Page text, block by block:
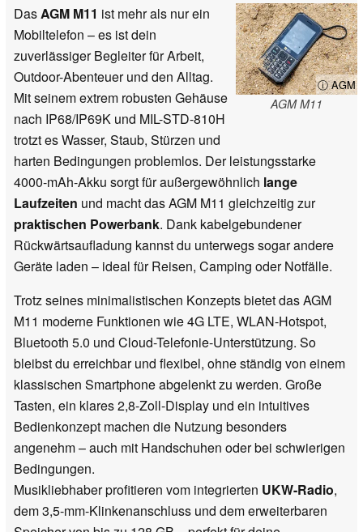
ⓘ AGM
AGM M11
DasAGM M11 ist mehr als nur ein
Mobiltelefon – es ist dein
zuverlässiger Begleiter für Arbeit,
Outdoor-Abenteuer und den Alltag.
Mit seinem extrem robusten Gehäuse
nach IP68/IP69K und MIL-STD-810H
trotzt es Wasser, Staub, Stürzen und
harten Bedingungen problemlos. Der leistungsstarke
4000-mAh-Akku sorgt für außergewöhnlich lange
Laufzeiten und macht das AGM M11 gleichzeitig zur
praktischen Powerbank. Dank kabelgebundener
Rückwärtsaufladung kannst du unterwegs sogar andere
Geräte laden – ideal für Reisen, Camping oder Notfälle.
Trotz seines minimalistischen Konzepts bietet das AGM
M11 moderne Funktionen wie 4G LTE, WLAN-Hotspot,
Bluetooth 5.0 und Cloud-Telefonie-Unterstützung. So
bleibst du erreichbar und flexibel, ohne ständig von einem
klassischen Smartphone abgelenkt zu werden. Große
Tasten, ein klares 2,8-Zoll-Display und ein intuitives
Bedienkonzept machen die Nutzung besonders
angenehm – auch mit Handschuhen oder bei schwierigen
Bedingungen.
Musikliebhaber profitieren vom integrierten UKW-Radio,
dem 3,5-mm-Klinkenanschluss und dem erweiterbaren